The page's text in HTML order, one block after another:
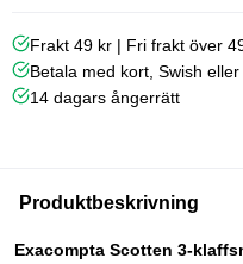
Frakt 49 kr | Fri frakt över
Betala med kort, Swish
14 dagars ångerrätt
Produktbeskrivning
Exacompta Scotten 3-